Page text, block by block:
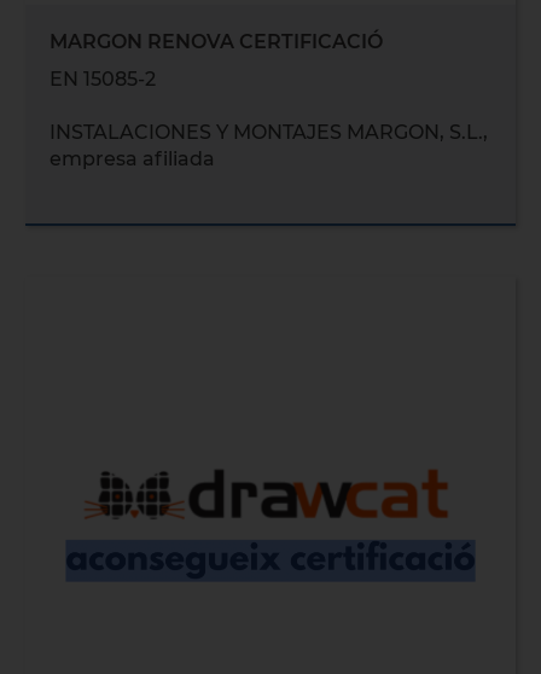
MARGON RENOVA CERTIFICACIÓ
EN 15085-2
INSTALACIONES Y MONTAJES MARGON, S.L.,
empresa afiliada